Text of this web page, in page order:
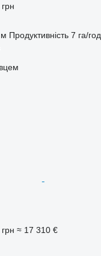
Продуктивність 7 га/год
≈ 17 310 €